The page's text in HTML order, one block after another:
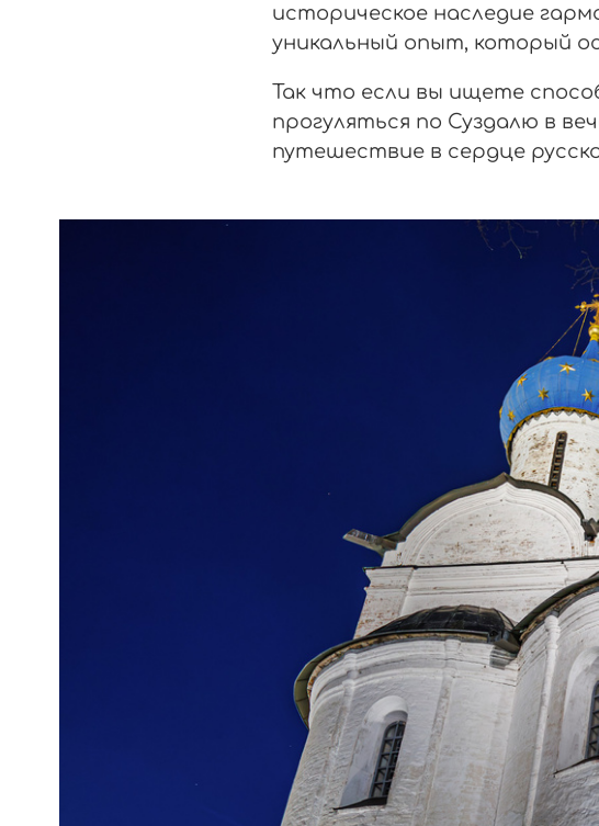
историческое наследие
уникальный опыт, который
Так что если вы ищете
прогуляться по Суздалю в
путешествие в сердце